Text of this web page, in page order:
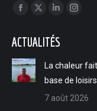
Trouvez nous sur :
Facebook
opens
in
new
X
opens
new
LinkedIn
opens
in
new
new
ACTUALITÉS
La chaleur
base de
7 août 2026